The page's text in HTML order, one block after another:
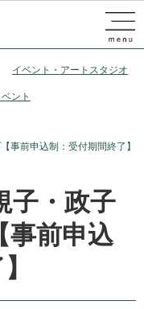
イベント・アートスタジオ
ント
前申込制：受付期間終了】
・政子
事前申込